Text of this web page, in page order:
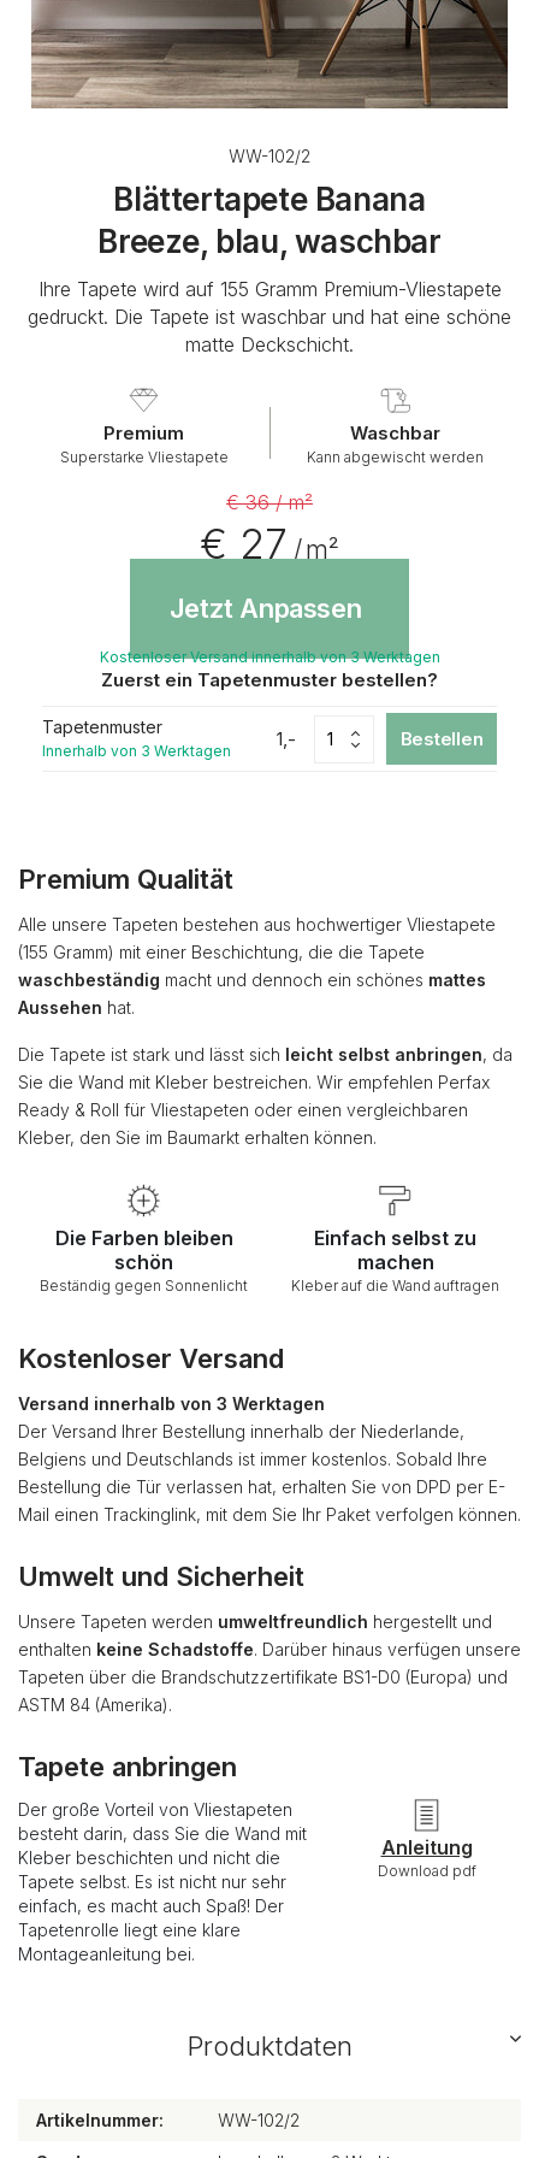
WW-102/2
Blättertapete Banana
Breeze, blau, waschbar
Ihre Tapete wird auf 155 Gramm Premium-Vliestapete
gedruckt. Die Tapete ist waschbar und hat eine schöne
matte Deckschicht.
Premium
Superstarke Vliestapete
Waschbar
Kann abgewischt werden
€ 36 / m²
€ 27/ m²
Jetzt Anpassen
Kostenloser Versand innerhalb von 3 Werktagen
Zuerst ein Tapetenmuster bestellen?
Tapetenmuster
Innerhalb von 3 Werktagen
1,- Bestellen
Premium Qualität
Alle unsere Tapeten bestehen aus hochwertiger Vliestapete
(155 Gramm) mit einer Beschichtung, die die Tapete
waschbeständig macht und dennoch ein schönes mattes
Aussehen hat.
Die Tapete ist stark und lässt sich leicht selbst anbringen, da
Sie die Wand mit Kleber bestreichen. Wir empfehlen Perfax
Ready & Roll für Vliestapeten oder einen vergleichbaren
Kleber, den Sie im Baumarkt erhalten können.
Die Farben bleiben
schön
Beständig gegen Sonnenlicht
Einfach selbst zu
machen
Kleber auf die Wand auftragen
Kostenloser Versand
Versand innerhalb von 3 Werktagen
Der Versand Ihrer Bestellung innerhalb der Niederlande,
Belgiens und Deutschlands ist immer kostenlos. Sobald Ihre
Bestellung die Tür verlassen hat, erhalten Sie von DPD per E-
Mail einen Trackinglink, mit dem Sie Ihr Paket verfolgen können.
Umwelt und Sicherheit
Unsere Tapeten werden umweltfreundlich hergestellt und
enthalten keine Schadstoffe. Darüber hinaus verfügen unsere
Tapeten über die Brandschutzzertifikate BS1-D0 (Europa) und
ASTM 84 (Amerika).
Tapete anbringen
Der große Vorteil von Vliestapeten
besteht darin, dass Sie die Wand mit
Kleber beschichten und nicht die
Tapete selbst. Es ist nicht nur sehr
einfach, es macht auch Spaß! Der
Tapetenrolle liegt eine klare
Montageanleitung bei.
Anleitung
Download pdf
Produktdaten
Artikelnummer: WW-102/2